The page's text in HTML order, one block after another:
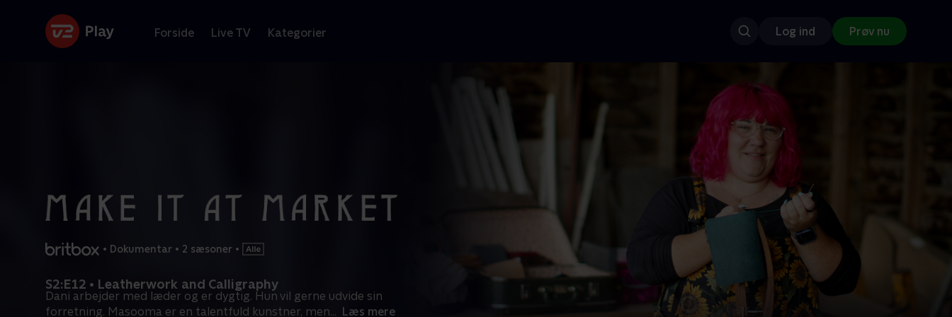
Forside Live TV Kategorier Log ind Prøv nu
• Dokumentar • 2 sæsoner •
S2:E12 • Leatherwork and Calligraphy
Dani arbejder med læder og er dygtig. Hun vil gerne udvide sin
forretning. Masooma er en talentfuld kunstner, men... Læs mere